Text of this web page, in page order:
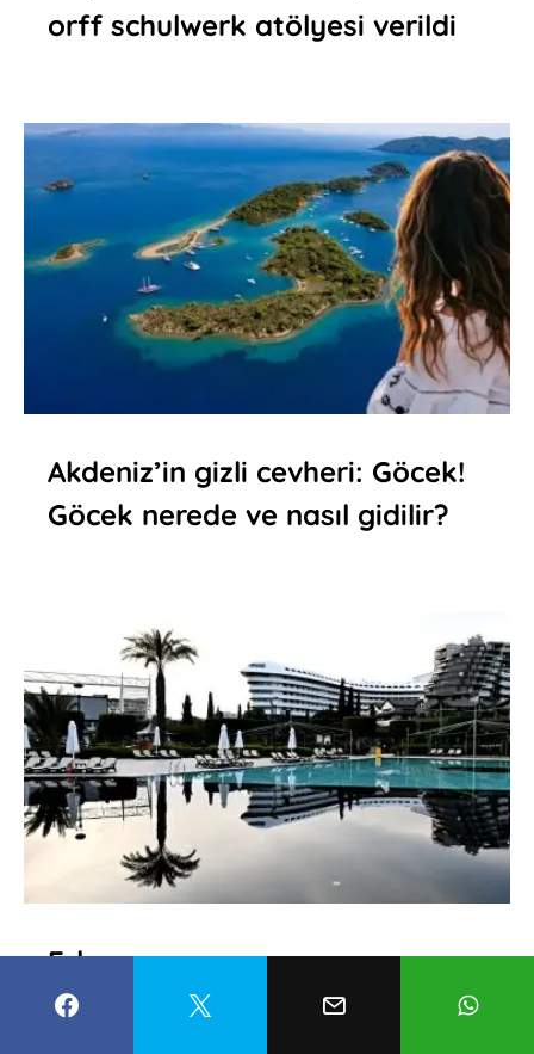
orff schulwerk atölyesi verildi
Akdeniz’in gizli cevheri: Göcek!
Göcek nerede ve nasıl gidilir?
Erken rezervasyonu
kaçırmayın! ”18 milyon” buraya